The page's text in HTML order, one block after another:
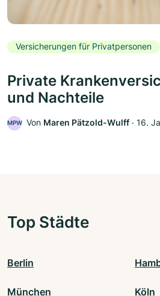
Versicherungen für Privatpersonen
Private
und Nachteile
MPW Von Maren Pätzold-Wulff ‧ 16.
Top Städte
Berlin
München Köln